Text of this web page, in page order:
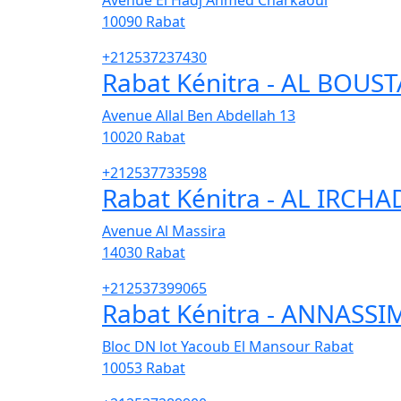
10090 Rabat
+212537237430
Rabat Kénitra - AL
Avenue Allal Ben Abdellah 13
10020 Rabat
+212537733598
Rabat Kénitra - AL
Avenue Al Massira
14030 Rabat
+212537399065
Rabat Kénitra -
Bloc DN lot Yacoub El Mansour Rabat
10053 Rabat